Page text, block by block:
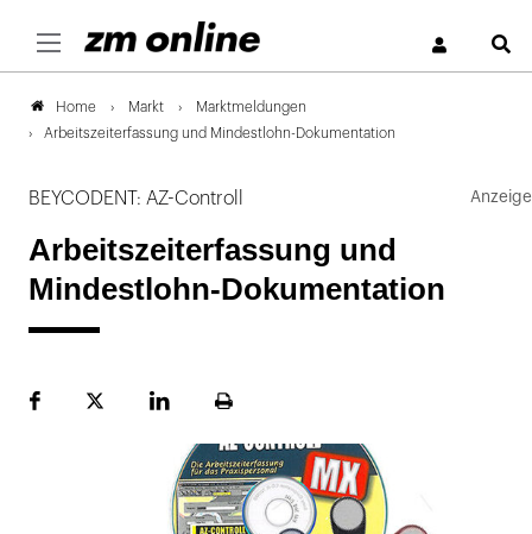
Home Markt
Marktmeldungen
Arbeitszeiterfassung und Mindestlohn-Dokumentation
BEYCODENT: AZ-Controll
Arbeitszeiterfassung und
Mindestlohn-Dokumentation
FacebookPlattformLinekdInSeite